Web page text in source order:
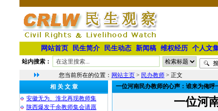
网站首页 民生简介 民生动态 新闻稿 维权经历 个人文
站内搜索：
您当前所在的位置： 网站主页 > 民办教师 > 正文
相 关 文 章
安徽无为、淮北再现教师集
陕西爆发千余教师集会请愿
一位河南民办教师的心声：谁来为俺呼
一位河